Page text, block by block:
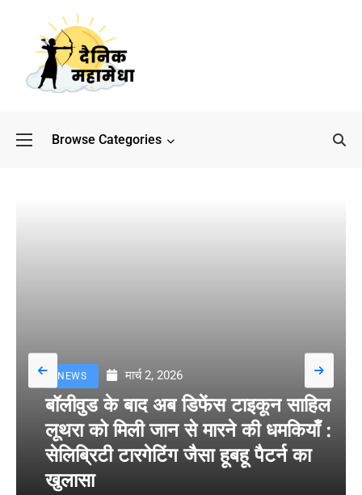
Browse Categories
NEWS मार्च 2, 2026
बॉलीवुड के बाद अब डिफेंस टाइकून साहिल
लूथरा को मिली जान से मारने की धमकियाँ :
सेलिब्रिटी टारगेटिंग जैसा हूबहू पैटर्न का
खुलासा